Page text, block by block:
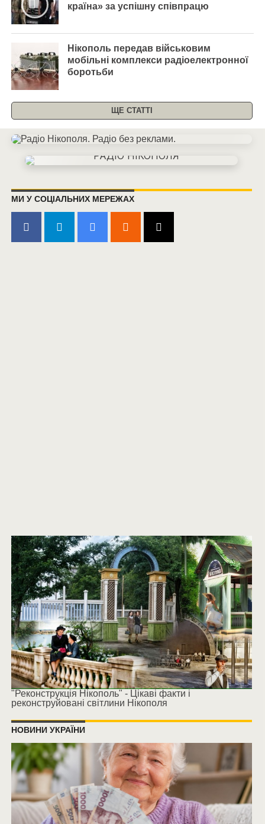
країна» за успішну співпрацю
Нікополь передав військовим
мобільні комплекси радіоелектронної
боротьби
ЩЕ СТАТТІ
МИ У СОЦІАЛЬНИХ МЕРЕЖАХ
"Реконструкція Нікополь" - Цікаві факти і
реконструйовані світлини Нікополя
НОВИНИ УКРАЇНИ